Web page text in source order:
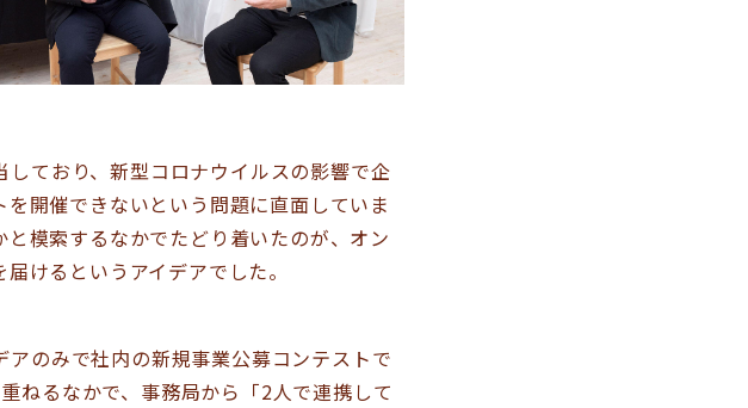
ており、新型コロナウイルスの影響で企
開催できないという問題に直面していま
模索するなかでたどり着いたのが、オン
けるというアイデアでした。
のみで社内の新規事業公募コンテストで
ねるなかで、事務局から「2人で連携して